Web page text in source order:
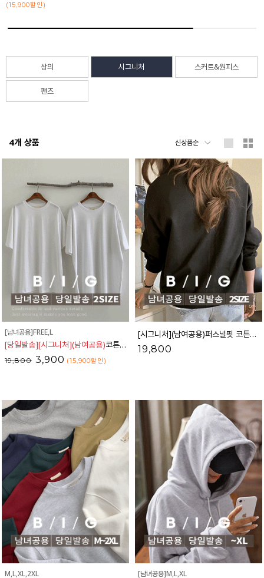
(15,900할인 )
상의 시그니처 스커트&원피스
팬츠
4개 상품
[남녀공용]FREE,L
[당일발송][시그니처](남여공용)코튼브리즈 무지반팔티셔츠_12TS1952
19,800 3,900 (15,900할인 )
[시그니처](남여공용)퍼스널핏 코튼무지맨투맨
19,800
M,L,XL,2XL [남녀공용]M,L,XL